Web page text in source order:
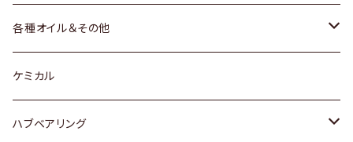
三菱
スバル
マツダ
マツダ
スバル
ホンダ
スズキ
日産
各種オイル＆その他
ディーデル洗浄添加剤
ケミカル
ハブベアリング